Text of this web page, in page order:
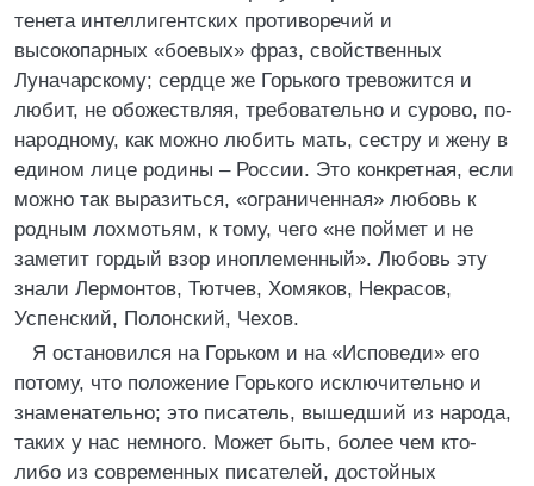
тенета интеллигентских противоречий и
высокопарных «боевых» фраз, свойственных
Луначарскому; сердце же Горького тревожится и
любит, не обожествляя, требовательно и сурово, по-
народному, как можно любить мать, сестру и жену в
едином лице родины – России. Это конкретная, если
можно так выразиться, «ограниченная» любовь к
родным лохмотьям, к тому, чего «не поймет и не
заметит гордый взор иноплеменный». Любовь эту
знали Лермонтов, Тютчев, Хомяков, Некрасов,
Успенский, Полонский, Чехов.
Я остановился на Горьком и на «Исповеди» его
потому, что положение Горького исключительно и
знаменательно; это писатель, вышедший из народа,
таких у нас немного. Может быть, более чем кто-
либо из современных писателей, достойных